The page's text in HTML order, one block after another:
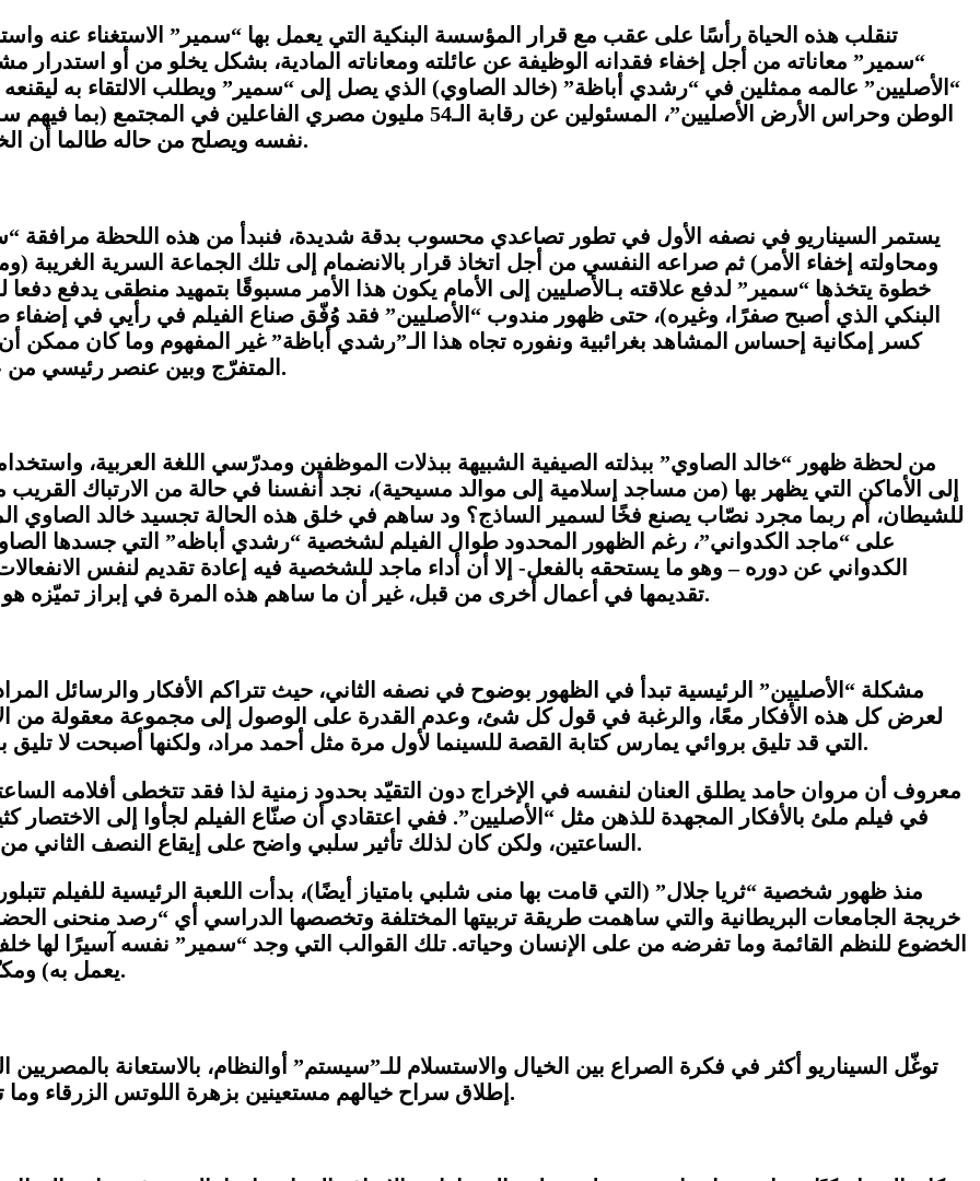
تنقلب هذه الحياة رأسًا على عقب مع قرار المؤسسة البنكية التي يعمل بها “سمير” الاستغناء عنه
“سمير” معاناته من أجل إخفاء فقدانه الوظيفة عن عائلته ومعاناته المادية، بشكل يخلو من أو
“الأصليين” عالمه ممثلين في “رشدي أباظة” (خالد الصاوي) الذي يصل إلى “سمير” ويطلب الالتقاء به
الوطن وحراس الأرض الأصليين”، المسئولين عن رقابة الـ54 مليون
نفسه ويصلح من حاله طالما أن الخالق قد أرسل ملكين ليراقبا أفعال الإنسان طوال حياته.
ومحاولته إخفاء الأمر) ثم صراعه النفسي من أجل اتخاذ قرار بالانضمام إلى تلك الجماعة السرية
خطوة يتخذها “سمير” لدفع علاقته بـالأصليين إلى الأمام يكون هذا الأمر مسبوقًا بتمهيد منطقى يدفع دفعا
البنكي الذي أصبح صفرًا، وغيره)، حتى ظهور مندوب “الأصليين” فقد وُفّق صناع الفيلم في رأيي في
كسر إمكانية إحساس المشاهد بغرائبية ونفوره تجاه هذا الـ”رشدي أباظة” غير المفهوم وما كان
المتفرّج وبين عنصر رئيسي من عناصر الفيلم كان سيؤثر سلبيًا بشدة على متابعة الفيلم.
من لحظة ظهور “خالد الصاوي” ببذلته الصيفية الشبيهة ببذلات الموظفين ومدرّسي اللغة العربية، واستخدامه
إلى الأماكن التي يظهر بها (من مساجد إسلامية إلى موالد مسيحية)، نجد أنفسنا في حالة من الارتباك
للشيطان، أم ربما مجرد نصّاب يصنع فخًا لسمير الساذج؟ ود ساهم في خلق هذه الحالة تجسيد خالد الصاوي
على “ماجد الكدواني”، رغم الظهور المحدود طوال الفيلم لشخصية “رشدي أباظه” التي جسدها
الكدواني عن دوره – وهو ما يستحقه بالفعل- إلا أن أداء ماجد للشخصية فيه إعادة تقديم لنفس
تقديمها في أعمال أخرى من قبل، غير أن ما ساهم هذه المرة في إبراز تميّزه هو مرة أخرى الرسم الجيد للشخصية من قبل صناع العمل.
مشكلة “الأصليين” الرئيسية تبدأ في الظهور بوضوح في نصفه الثاني، حيث تتراكم الأفكار والرسائل
لعرض كل هذه الأفكار معًا، والرغبة في قول كل شئ، وعدم القدرة على الوصول إلى مجموعة معقولة من
التي قد تليق بروائي يمارس كتابة القصة للسينما لأول مرة مثل أحمد مراد، ولكنها أصبحت لا تليق بمخرج متميز مثل مروان حامد في فيلمه الروائي الرابع.
معروف أن مروان حامد يطلق العنان لنفسه في الإخراج دون التقيّد بحدود زمنية لذا فقد تتخطى أفلامه
في فيلم ملئ بالأفكار المجهدة للذهن مثل “الأصليين”. ففي اعتقادي أن صنّاع الفيلم لجأوا إلى الاختصار
الساعتين، ولكن كان لذلك تأثير سلبي واضح على إيقاع النصف الثاني من الفيلم الذي أصبح مزدحما بالأفكار المبتسرة المشوّشة.
منذ ظهور شخصية “ثريا جلال” (التي قامت بها منى شلبي بامتياز أيضًا)، بدأت اللعبة الرئيسية للفيلم
خريجة الجامعات البريطانية والتي ساهمت طريقة تربيتها المختلفة وتخصصها الدراسي أي “رصد منحنى
الخضوع للنظم القائمة وما تفرضه من على الإنسان وحياته. تلك القوالب التي وجد “سمير” نفسه آسيرًا لها
يعمل به) ومكبّلاً به إلى الأبد بسبب التطلّعات المادية لزوجته وأطفاله.
توغّل السيناريو أكثر في فكرة الصراع بين الخيال والاستسلام للـ”سيستم” أوالنظام، بالاستعانة
إطلاق سراح خيالهم مستعينين بزهرة اللوتس الزرقاء وما تحتويه على مادة قادرة على كسر حاجز الارتباط بالواقع.